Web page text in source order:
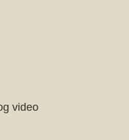
video